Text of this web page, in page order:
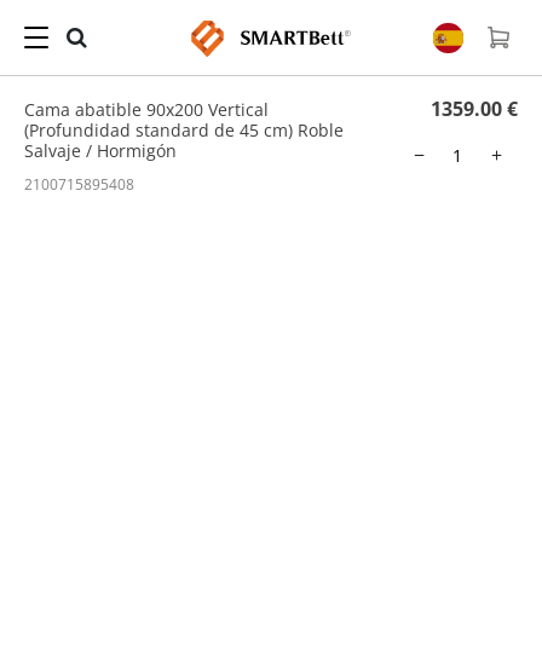
Hogar Cama Abatible
/ Cama abatible 90x200 Vertical (Profundidad standard de 45
Cama abatible 90x200 Vertical
(Profundidad standard de 45 cm) Roble
Salvaje / Hormigón
1359.00 €
−
+
2100715895408